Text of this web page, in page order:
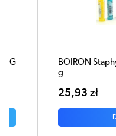
BOIRON
25,93 zł